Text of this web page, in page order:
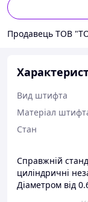
Продавець ТОВ
Вид штифта
Матеріал
Стан
Справжній
циліндричні
Діаметром від